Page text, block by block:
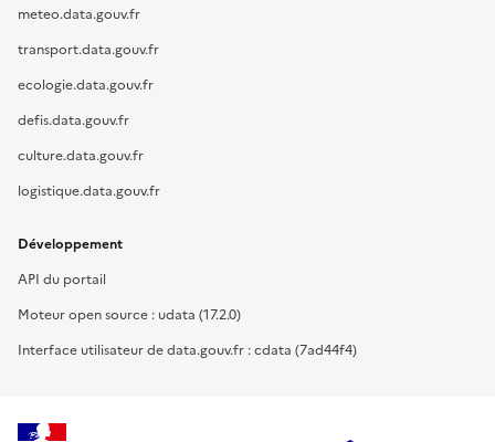
meteo.data.gouv.fr
transport.data.gouv.fr
ecologie.data.gouv.fr
defis.data.gouv.fr
culture.data.gouv.fr
logistique.data.gouv.fr
Développement
API du portail
Moteur open source : udata (17.2.0)
Interface utilisateur de data.gouv.fr : cdata (7ad44f4)